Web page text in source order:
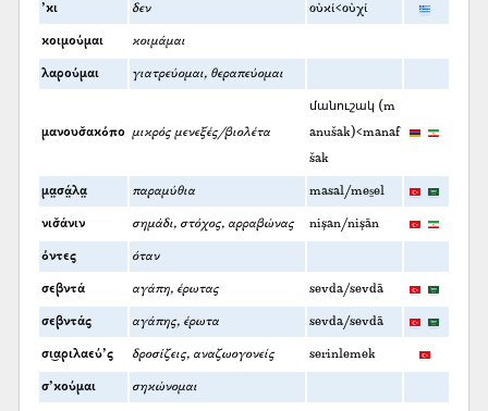
’κι δεν οὐκί<οὐχί
κοιμούμαι κοιμάμαι
λαρούμαι γιατρεύομαι, θεραπεύομαι
μανουσ̌ακόπο μικρός μενεξές/βιολέτα
մանուշակ (m
anušak)<manaf
šak
μα̤σά̤λα̤ παραμύθια masal/mes̱el
νισ̌άνιν σημάδι, στόχος, αρραβώνας nişan/nişān
όντες όταν
σεβντά αγάπη, έρωτας sevda/sevdā
σεβντάς αγάπης, έρωτα sevda/sevdā
σι͜αριλαεύ’ς δροσίζεις, αναζωογονείς serinlemek
σ’κούμαι σηκώνομαι